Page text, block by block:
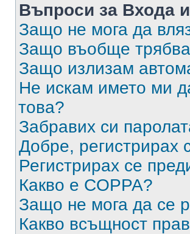
Въпроси за Входа
Защо не мога да
Защо въобще
Защо излизам
Не искам името ми
това?
Забравих си
Добре, регистрирах
Регистрирах се
Какво е COPPA?
Защо не мога да се
Какво всъщност